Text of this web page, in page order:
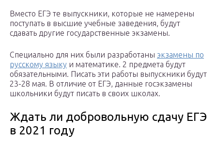
Вместо ЕГЭ те выпускники, которые не намерены
поступать в высшие учебные заведения, будут
сдавать другие государственные экзамены.
Специально для них были разработаны экзамены по
русскому языку и математике. 2 предмета будут
обязательными. Писать эти работы выпускники будут
23-28 мая. В отличие от ЕГЭ, данные госэкзамены
школьники будут писать в своих школах.
Ждать ли добровольную сдачу ЕГЭ
в 2021 году